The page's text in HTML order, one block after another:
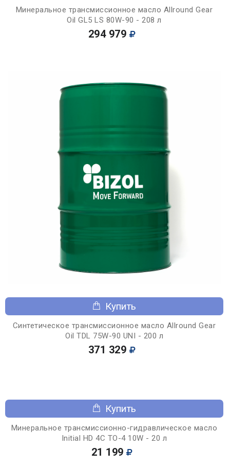
Минеральное трансмиссионное масло Allround Gear
Oil GL5 LS 80W-90 - 208 л
294 979
Купить
Синтетическое трансмиссионное масло Allround Gear
Oil TDL 75W-90 UNI - 200 л
371 329
Купить
Минеральное трансмиссионно-гидравлическое масло
Initial HD 4C TO-4 10W - 20 л
21 199